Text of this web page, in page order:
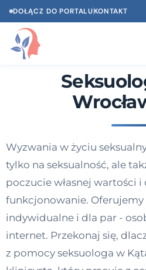
DOŁĄCZ DO PORTALUKONTAKT
Znajdź swojego specjalistęNOWOŚĆ
Psycholog w Twoim języku
Diagnozy psychologiczne
Testy psychologiczne
Dawka wiedzy
Dla specjalistów
Wyzwania w życiu
tylko na seksualność, ale
poczucie własnej wartości
funkcjonowanie. Oferujemy
indywidualne i dla par -
internet. Przekonaj się,
z pomocy seksuologa w